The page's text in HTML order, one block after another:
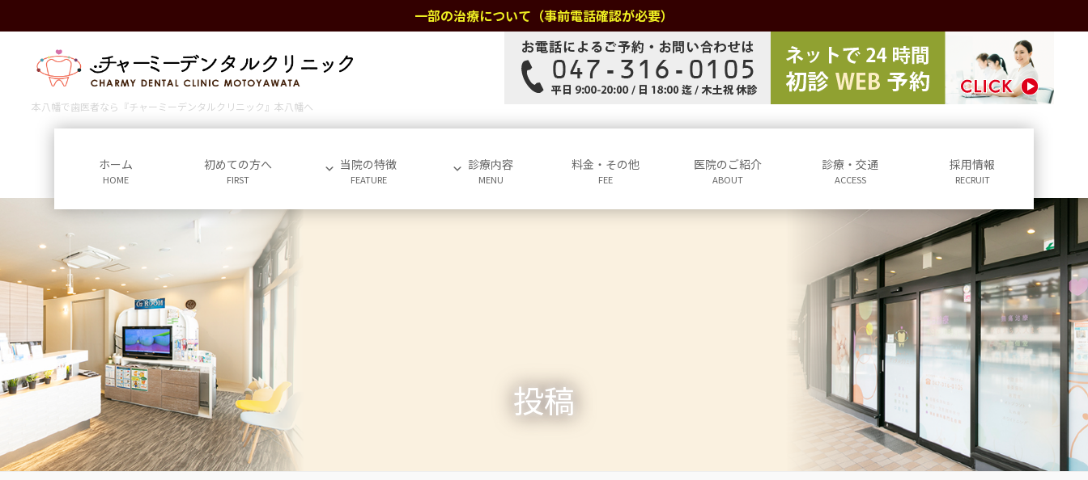
ン
ビ
一部の治療について（事前電話確認が必要）
本八幡で歯医者なら『チャーミーデンタルクリニック』本八幡へ
ホーム
HOME
初めての方へ
FIRST
当院の特徴
FEATURE
診療内容
MENU
料金・その他
FEE
医院のご紹介
ABOUT
診療・交通
ACCESS
採用情報
RECRUIT
投稿